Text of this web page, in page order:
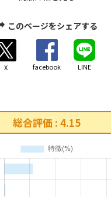
このページをシェアする
X facebook LINE
総合評価 : 4.15